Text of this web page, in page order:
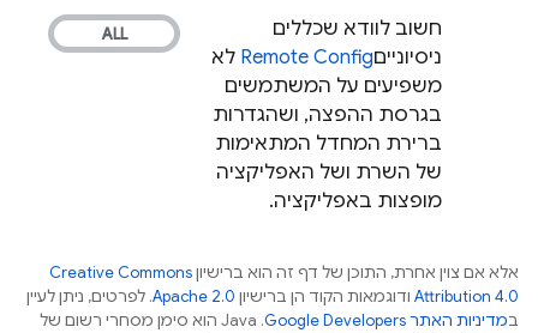
חשוב לוודא שכללים
ניסיונייםRemote Config לא
משפיעים על המשתמשים
בגרסת ההפצה, ושהגדרות
ברירת המחדל המתאימות
של השרת ושל האפליקציה
מופצות באפליקציה.
אלא אם צוין אחרת, התוכן של דף זה הוא ברישיוןCreative Commons
Attribution 4.0 ודוגמאות הקוד הן ברישיון Apache 2.0. לפרטים, ניתן לעיין
במדיניות האתר Google Developers‏
.‏ Java הוא סימן מסחרי רשום של